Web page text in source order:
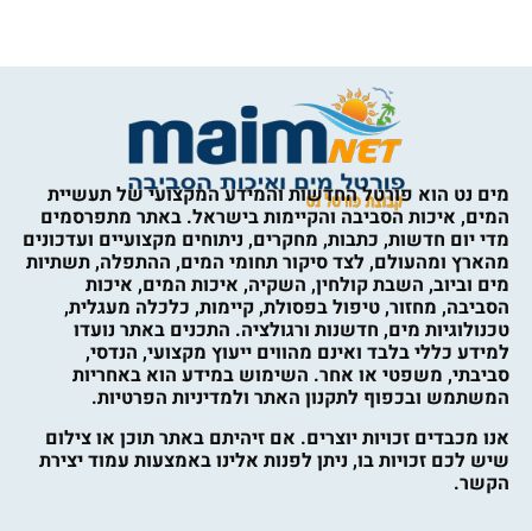
מים נט הוא פורטל החדשות והמידע המקצועי של תעשיית
המים, איכות הסביבה והקיימות בישראל. באתר מתפרסמים
מדי יום חדשות, כתבות, מחקרים, ניתוחים מקצועיים ועדכונים
מהארץ ומהעולם, לצד סיקור תחומי המים, ההתפלה, תשתיות
מים וביוב, השבת קולחין, השקיה, איכות המים, איכות
הסביבה, מחזור, טיפול בפסולת, קיימות, כלכלה מעגלית,
טכנולוגיות מים, חדשנות ורגולציה. התכנים באתר נועדו
למידע כללי בלבד ואינם מהווים ייעוץ מקצועי, הנדסי,
סביבתי, משפטי או אחר. השימוש במידע הוא באחריות
המשתמש ובכפוף לתקנון האתר ולמדיניות הפרטיות.
אנו מכבדים זכויות יוצרים. אם זיהיתם באתר תוכן או צילום
שיש לכם זכויות בו, ניתן לפנות אלינו באמצעות עמוד יצירת
הקשר.